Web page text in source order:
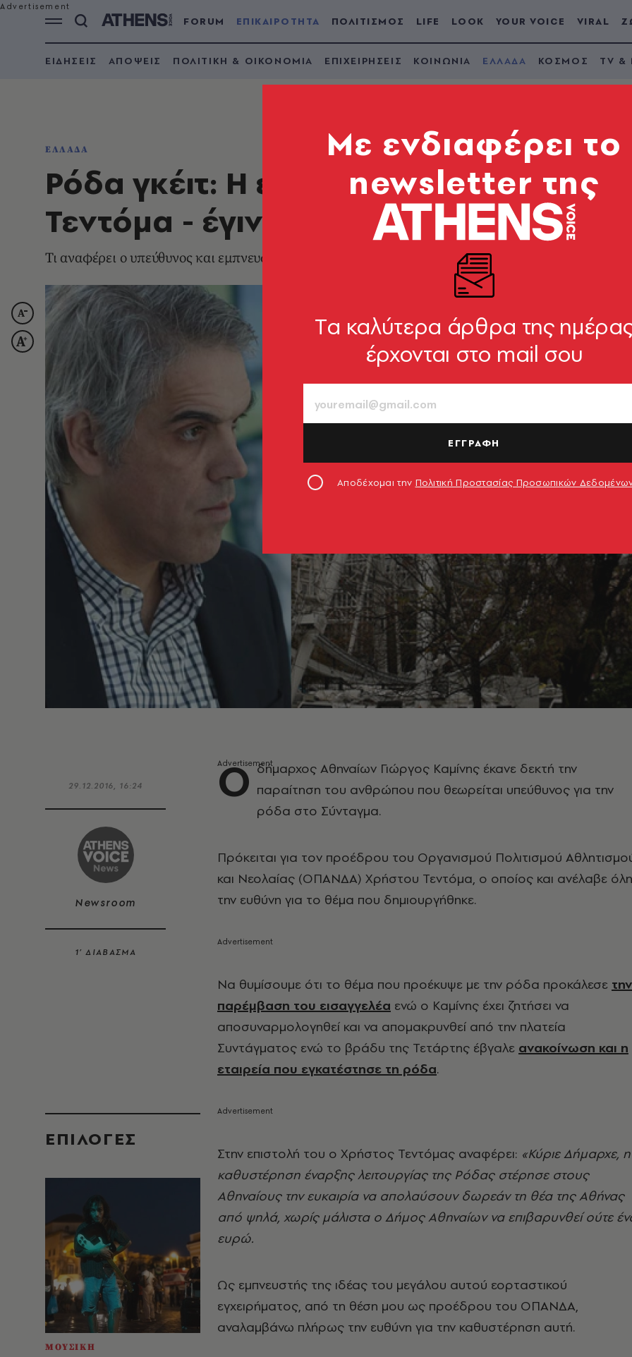
FORUM ΕΠΙΚΑΙΡΟΤΗΤΑ ΠΟΛΙΤΙΣΜΟΣ LIFE LOOK YOUR VOICE VIRAL
ΕΙΔΗΣΕΙΣ ΑΠΟΨΕΙΣ ΠΟΛΙΤΙΚΗ & ΟΙΚΟΝΟΜΙΑ ΕΠΙΧΕΙΡΗΣΕΙΣ ΚΟΙΝΩΝΙΑ ΕΛΛΑΔΑ ΚΟΣΜΟΣ TV &
ΕΛΛΑΔΑ
Ρόδα γκέιτ: Η επιστολή παραίτησης
Τεντόμα - έγινε δεκτή από τον Καμίνη
Τι αναφέρει ο υπεύθυνος και εμπνευστής της ιδέας
29.12.2016, 16:24
Newsroom
1’ ΔΙΑΒΑΣΜΑ
EΠΙΛΟΓΈΣ
ΜΟΥΣΙΚΗ
Ο δήμαρχος Αθηναίων Γιώργος Καμίνης έκανε δεκτή την
παραίτηση του ανθρώπου που θεωρείται υπεύθυνος για την
ρόδα στο Σύνταγμα.
Πρόκειται για τον προέδρου του Οργανισμού Πολιτισμού
και Νεολαίας (ΟΠΑΝΔΑ) Χρήστου Τεντόμα, ο οποίος και ανέλαβε όλη
την ευθύνη για το θέμα που δημιουργήθηκε.
Να θυμίσουμε ότι το θέμα που προέκυψε με την ρόδα προκάλεσε την
παρέμβαση του εισαγγελέα ενώ ο Καμίνης έχει ζητήσει να
αποσυναρμολογηθεί και να απομακρυνθεί από την πλατεία
Συντάγματος ενώ το βράδυ της Τετάρτης έβγαλε ανακοίνωση και η
εταιρεία που εγκατέστησε τη ρόδα.
Στην επιστολή του ο Χρήστος Τεντόμας αναφέρει: «Κύριε Δήμαρχε, η
καθυστέρηση έναρξης λειτουργίας της Ρόδας στέρησε στους
Αθηναίους την ευκαιρία να απολαύσουν δωρεάν τη θέα της Αθήνας
από ψηλά, χωρίς μάλιστα ο Δήμος Αθηναίων να επιβαρυνθεί ούτε
ευρώ.
Ως εμπνευστής της ιδέας του μεγάλου αυτού εορταστικού
εγχειρήματος, από τη θέση μου ως προέδρου του ΟΠΑΝΔΑ,
αναλαμβάνω πλήρως την ευθύνη για την καθυστέρηση αυτή.
Mε ενδιαφέρει το
newsletter της
Tα καλύτερα άρθρα της
έρχονται στο mail σου
ΕΓΓΡΑΦΗ
Αποδέχομαι την Πολιτική Προστασίας Προσωπικών